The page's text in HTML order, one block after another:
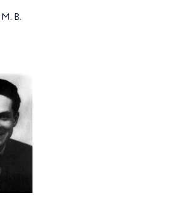
М. В.